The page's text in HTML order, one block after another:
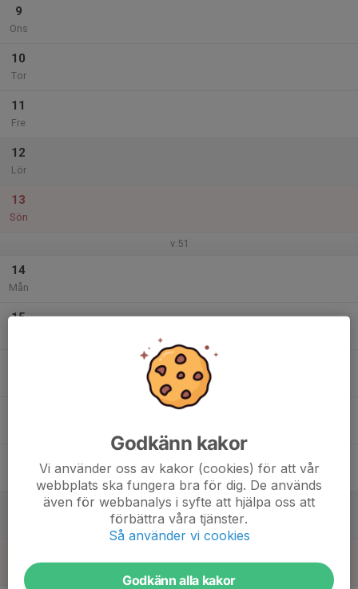
9
Ons
10
Tor
11
Fre
12
Lör
13
Sön
v.51
14
Mån
15
Sön
Godkänn kakor
Vi använder oss av kakor (cookies) för att vår
webbplats ska fungera bra för dig. De används
även för webbanalys i syfte att hjälpa oss att
förbättra våra tjänster.
Så använder vi cookies
Godkänn alla kakor